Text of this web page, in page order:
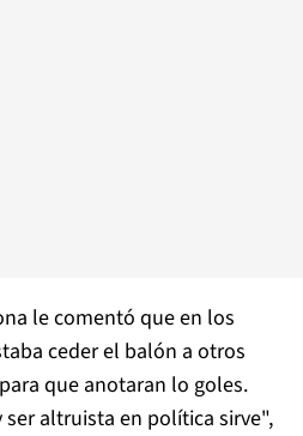
le comentó que en los
ceder el balón a otros
que anotaran lo goles.
altruista en política sirve",